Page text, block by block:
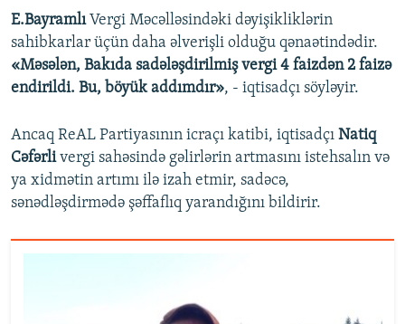
E.BayramlıVergi Məcəlləsindəki dəyişikliklərin
sahibkarlar üçün daha əlverişli olduğu qənaətindədir.
«Məsələn, Bakıda sadələşdirilmiş vergi 4 faizdən 2 faizə
endirildi. Bu, böyük addımdır», - iqtisadçı söyləyir.
Ancaq ReAL Partiyasının icraçı katibi, iqtisadçı Natiq
Cəfərlivergi sahəsində gəlirlərin artmasını istehsalın və
ya xidmətin artımı ilə izah etmir, sadəcə,
sənədləşdirmədə şəffaflıq yarandığını bildirir.